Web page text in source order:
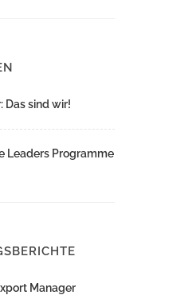
Das sind wir!
Leaders Programme
Manager